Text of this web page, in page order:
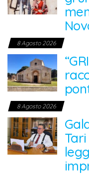
8 Agosto 2026
8 Agosto 2026